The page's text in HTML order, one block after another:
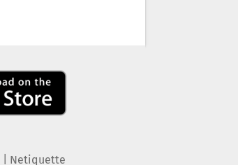
Netiquette